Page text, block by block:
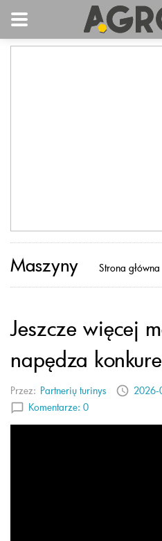
Maszyny Strona główna
Jeszcze więcej
napędza
Przez: Partnerių turinys
2026-
Komentarze: 0